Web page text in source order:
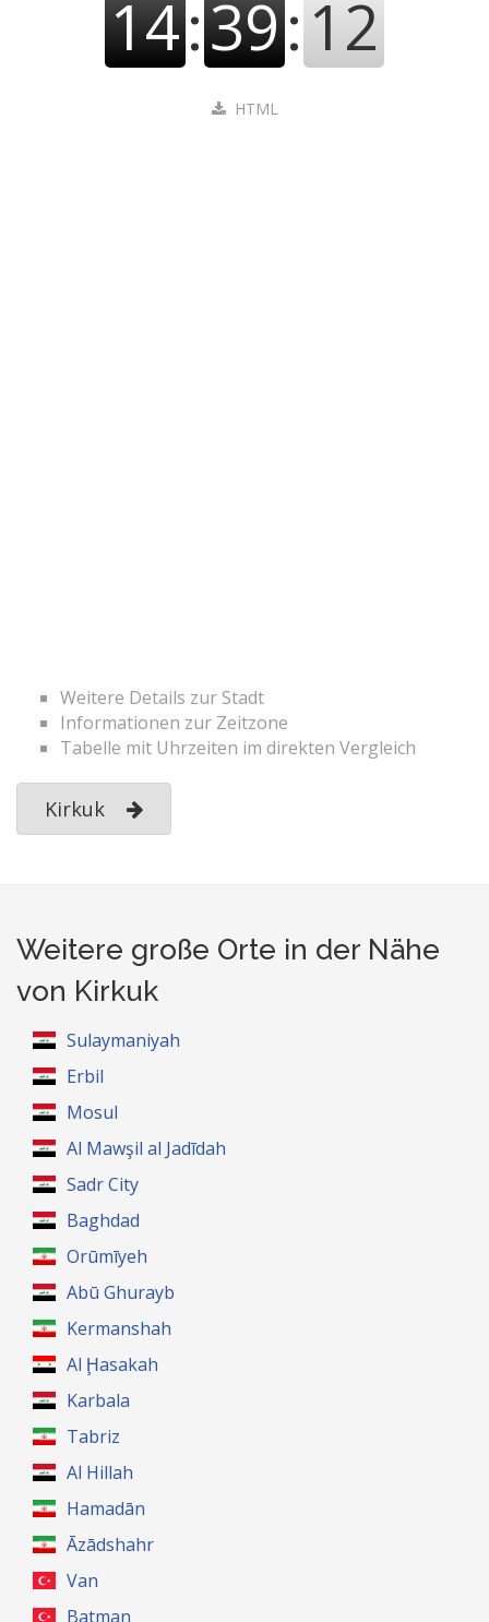
14:39:13
HTML
Weitere Details zur Stadt
Informationen zur Zeitzone
Tabelle mit Uhrzeiten im direkten Vergleich
Kirkuk
Weitere große Orte in der Nähe
von Kirkuk
Sulaymaniyah
Erbil
Mosul
Al Mawşil al Jadīdah
Sadr City
Baghdad
Orūmīyeh
Abū Ghurayb
Kermanshah
Al Ḩasakah
Karbala
Tabriz
Al Hillah
Hamadān
Āzādshahr
Van
Batman